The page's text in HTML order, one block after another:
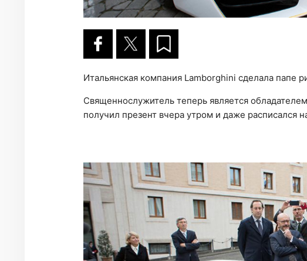
Итальянская компания Lamborghini сделала папе
Священнослужитель теперь является
получил презент вчера утром и даже расписался